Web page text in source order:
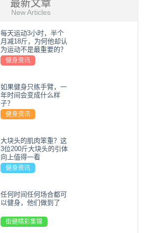
最新文章
New Articles
每天运动3小时，半个
月减18斤，为何他却认
为运动不是最重要的？
健身资讯
如果健身只练手臂，一
年时间会变成什么样
子？
健身资讯
大块头的肌肉笨重？这
3位200斤大块头的引体
向上值得一看
健身资讯
任何时间任何场合都可
以健身，他们做到了
街健精彩集锦